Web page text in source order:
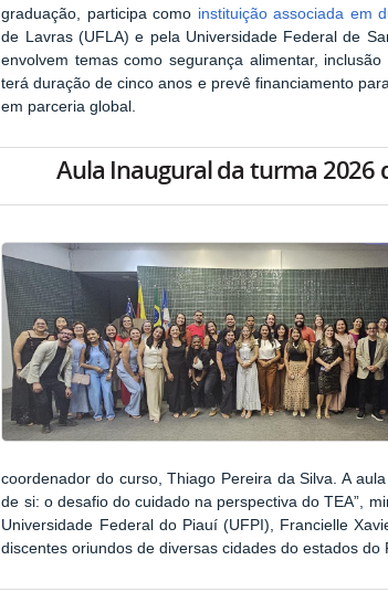
graduação, participa como instituição associada em
de Lavras (UFLA) e pela Universidade Federal de
envolvem temas como segurança alimentar,
terá duração de cinco anos e prevê financiamento
em parceria global.
Aula Inaugural da turma 2026
coordenador do curso, Thiago Pereira da Silva. A
de si: o desafio do cuidado na perspectiva do TEA”,
Universidade Federal do Piauí (UFPI), Francielle
discentes oriundos de diversas cidades do estados do